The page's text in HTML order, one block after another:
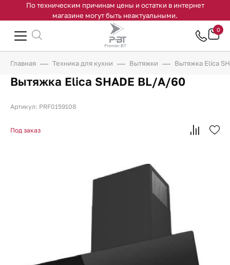
По техническим причинам цены и остатки в интернет
магазине могут быть неактуальными.
0
Главная Техника для кухни Вытяжки Вытяжка Elica
Вытяжка Elica SHADE BL/A/60
Артикул: PRF0159108
Под заказ